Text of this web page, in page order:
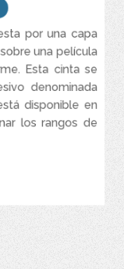
por una capa
una película
Esta cinta se
denominada
disponible en
los rangos de
Coarse y X-
diferente.
frotar para
retirar y medir.
validadas por
independientes.
de precisión, o un
PosiTector RTR.